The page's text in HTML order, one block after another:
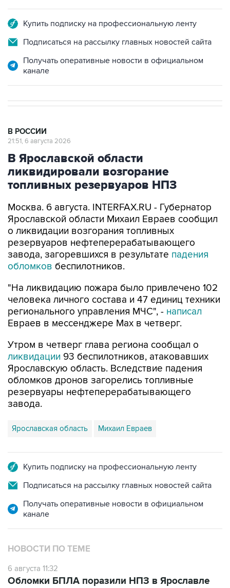
Купить подписку на профессиональную ленту
Подписаться на рассылку главных новостей сайта
Получать оперативные новости в официальном
канале
В РОССИИ
21:51, 6 августа 2026
В Ярославской области
ликвидировали возгорание
топливных резервуаров НПЗ
Москва. 6 августа. INTERFAX.RU - Губернатор
Ярославской области Михаил Евраев сообщил
о ликвидации возгорания топливных
резервуаров нефтеперерабатывающего
завода, загоревшихся в результате падения
обломков беспилотников.
"На ликвидацию пожара было привлечено 102
человека личного состава и 47 единиц техники
регионального управления МЧС", - написал
Евраев в мессенджере Мах в четверг.
Утром в четверг глава региона сообщал о
ликвидации 93 беспилотников, атаковавших
Ярославскую область. Вследствие падения
обломков дронов загорелись топливные
резервуары нефтеперерабатывающего
завода.
Ярославская область Михаил Евраев
Купить подписку на профессиональную ленту
Подписаться на рассылку главных новостей сайта
Получать оперативные новости в официальном
канале
НОВОСТИ ПО ТЕМЕ
6 августа 11:32
Обломки БПЛА поразили НПЗ в Ярославле